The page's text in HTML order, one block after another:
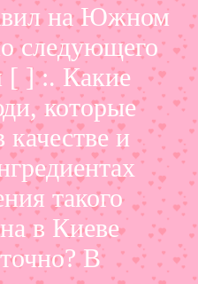
на Южном
следующего
[ ] :. Какие
которые
и
такого
в Киеве
В